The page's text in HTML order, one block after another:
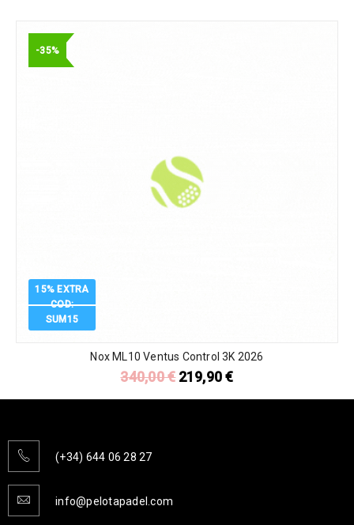
-35%
15% EXTRA
COD:
SUM15
Nox ML10 Ventus Control 3K 2026
340,00€ 219,90€
(+34) 644 06 28 27
info@pelotapadel.com